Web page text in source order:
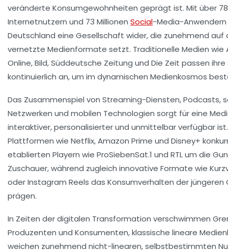
veränderte Konsumgewohnheiten geprägt ist. Mit über
Internetnutzern und 73 Millionen Social-Media-
Deutschland eine Gesellschaft wider, die zunehmend auf
vernetzte Medienformate setzt. Traditionelle Medien wie
Online, Bild, Süddeutsche Zeitung und Die Zeit passen
kontinuierlich an, um im dynamischen Medienkosmos
Das Zusammenspiel von Streaming-Diensten, Podcasts,
Netzwerken und mobilen Technologien sorgt für eine
interaktiver, personalisierter und unmittelbar verfügbar
Plattformen wie Netflix, Amazon Prime und Disney+
etablierten Playern wie ProSiebenSat.1 und RTL um die
Zuschauer, während zugleich innovative Formate wie
oder Instagram Reels das Konsumverhalten der jüngeren
prägen.
In Zeiten der digitalen Transformation verschwimmen
Produzenten und Konsumenten, klassische lineare
weichen zunehmend nicht-linearen, selbstbestimmten